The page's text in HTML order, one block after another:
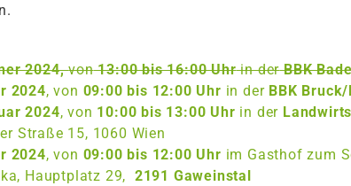
2024,von13:00 bis 16:00 Uhrin derBBK
2024, von 09:00 bis 12:00 Uhr in der BBK
2024, von 10:00 bis 13:00 Uhr in der
Straße 15, 1060 Wien
2024, von 09:00 bis 12:00 Uhr im Gasthof zum
Hauptplatz 29, 2191 Gaweinstal